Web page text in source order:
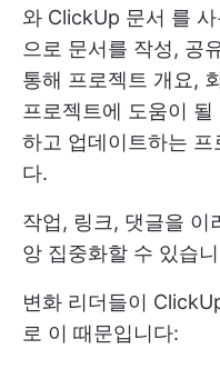
와 ClickUp 문서 를
으로 문서를 작성, 공
통해 프로젝트 개요,
프로젝트에 도움이
하고 업데이트하는
다.
작업, 링크, 댓글을 이
앙 집중화할 수 있습
변화 리더들이
로 이 때문입니다: